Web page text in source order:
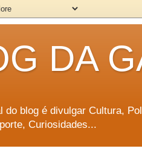
DA
do blog é divulgar Cultura,
Curiosidades...